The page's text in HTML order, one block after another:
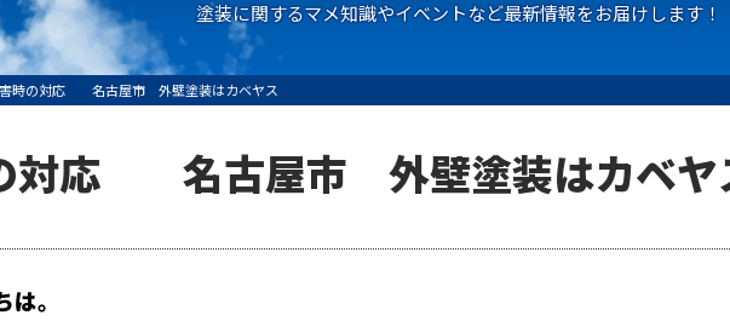
塗装に関するマメ知識やイベントなど最新情報をお届けします！
時の対応 名古屋市 外壁塗装はカベヤス
対応 名古屋市 外壁塗装はカベヤ
。